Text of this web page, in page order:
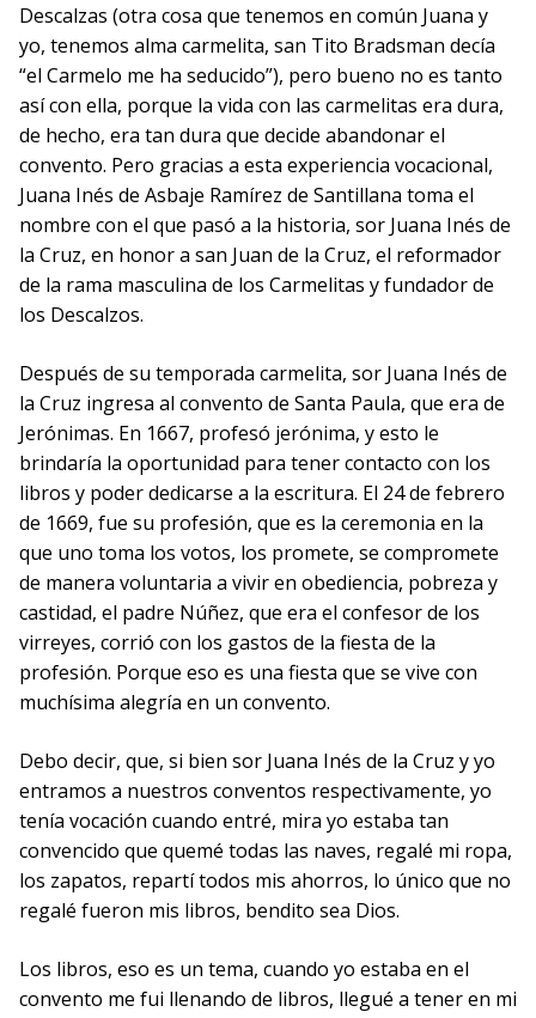
Descalzas (otra cosa que tenemos en común Juana y
yo, tenemos alma carmelita, san Tito Bradsman decía
“el Carmelo me ha seducido”), pero bueno no es tanto
así con ella, porque la vida con las carmelitas era dura,
de hecho, era tan dura que decide abandonar el
convento. Pero gracias a esta experiencia vocacional,
Juana Inés de Asbaje Ramírez de Santillana toma el
nombre con el que pasó a la historia, sor Juana Inés de
la Cruz, en honor a san Juan de la Cruz, el reformador
de la rama masculina de los Carmelitas y fundador de
los Descalzos.
Después de su temporada carmelita, sor Juana Inés de
la Cruz ingresa al convento de Santa Paula, que era de
Jerónimas. En 1667, profesó jerónima, y esto le
brindaría la oportunidad para tener contacto con los
libros y poder dedicarse a la escritura. El 24 de febrero
de 1669, fue su profesión, que es la ceremonia en la
que uno toma los votos, los promete, se compromete
de manera voluntaria a vivir en obediencia, pobreza y
castidad, el padre Núñez, que era el confesor de los
virreyes, corrió con los gastos de la fiesta de la
profesión. Porque eso es una fiesta que se vive con
muchísima alegría en un convento.
Debo decir, que, si bien sor Juana Inés de la Cruz y yo
entramos a nuestros conventos respectivamente, yo
tenía vocación cuando entré, mira yo estaba tan
convencido que quemé todas las naves, regalé mi ropa,
los zapatos, repartí todos mis ahorros, lo único que no
regalé fueron mis libros, bendito sea Dios.
Los libros, eso es un tema, cuando yo estaba en el
convento me fui llenando de libros, llegué a tener en mi